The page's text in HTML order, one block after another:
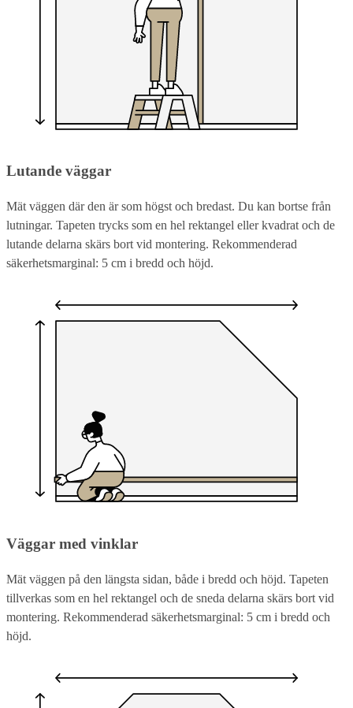
Lutande väggar
Mät väggen där den är som högst och bredast. Du kan bortse från
lutningar. Tapeten trycks som en hel rektangel eller kvadrat och de
lutande delarna skärs bort vid montering. Rekommenderad
säkerhetsmarginal: 5 cm i bredd och höjd.
Väggar med vinklar
Mät väggen på den längsta sidan, både i bredd och höjd. Tapeten
tillverkas som en hel rektangel och de sneda delarna skärs bort vid
montering. Rekommenderad säkerhetsmarginal: 5 cm i bredd och
höjd.